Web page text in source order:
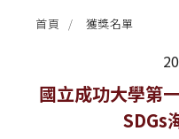
首頁 獲獎名單
最新消息
國立成功大學第
SDGs